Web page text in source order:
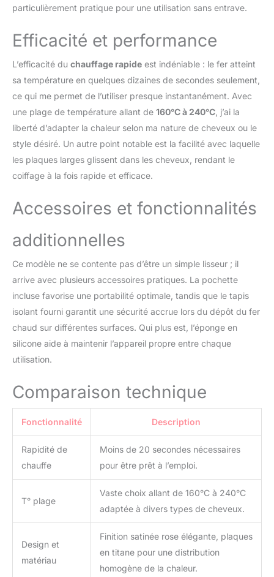
moitié le temps de
cheveux souples, des
boucles volumineuses et
ondulées en quelques
Convient à la plupart des
types et longueurs de
cheveux
Lisseur de
voyage : pour un look
soyez. Le câble
d'alimentation rotatif
assure un coiffage sans
pour une utilisation dans
le monde entier. Arrêt
sécurité. Verrouillage de
sécurité pour un
rangement facile
Plaque céramique 3D
flottante : La plaque
céramique 3D lisse et
boucle vos cheveux
dommages causés par la
chaleur et assure une
coiffure longue durée
lisseurs en titane sont
autres lisseurs, évitant
Lisseur professionnel de
salon : le lisseur
ANGENIL crée des
coiffures
professionnelles comme
en salon, en un seul clic.
Ce lisseur convient aux
particulièrement pratique pour une utilisation sans entrave.
Efficacité et performance
L’efficacité du chauffage rapide est indéniable : le fer atteint
sa température en quelques dizaines de secondes seulement,
ce qui me permet de l’utiliser presque instantanément. Avec
une plage de température allant de 160°C à 240°C , j’ai la
liberté d’adapter la chaleur selon ma nature de cheveux ou le
style désiré. Un autre point notable est la facilité avec laquelle
les plaques larges glissent dans les cheveux, rendant le
coiffage à la fois rapide et efficace.
Accessoires et fonctionnalités
additionnelles
Ce modèle ne se contente pas d’être un simple lisseur ; il
arrive avec plusieurs accessoires pratiques. La pochette
incluse favorise une portabilité optimale, tandis que le tapis
isolant fourni garantit une sécurité accrue lors du dépôt du fer
chaud sur différentes surfaces. Qui plus est, l’éponge en
silicone aide à maintenir l’appareil propre entre chaque
utilisation.
Comparaison technique
Fonctionnalité Description
Rapidité de
chauffe
Moins de 20 secondes nécessaires
pour être prêt à l’emploi.
T° plage
Vaste choix allant de 160°C à 240°C
adaptée à divers types de cheveux.
Design et
matériau
Finition satinée rose élégante, plaques
en titane pour une distribution
homogène de la chaleur.